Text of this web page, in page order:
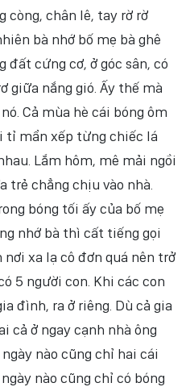
còng, chân lê, tay rờ rờ
bà nhớ bố mẹ bà ghê
đất cứng cơ, ở góc sân, có
giữa nắng gió. Ấy thế mà
Cả mùa hè cái bóng ôm
tỉ mẩn xếp từng chiếc lá
Lắm hôm, mê mải ngồi
trẻ chẳng chịu vào nhà.
bóng tối ấy của bố mẹ
nhớ bà thì cất tiếng gọi
xa lạ cô đơn quá nên trở
5 người con. Khi các con
đình, ra ở riêng. Dù cả gia
cả ở ngay cạnh nhà ông
nào cũng chỉ hai cái
nào cũng chỉ có bóng